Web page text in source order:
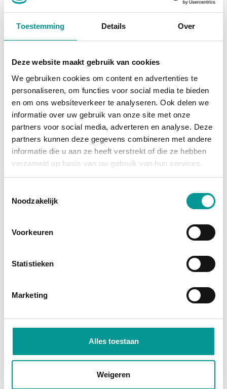
Toestemming Details Over
Deze website maakt gebruik van cookies
We gebruiken cookies om content en advertenties te
personaliseren, om functies voor social media te bieden
en om ons websiteverkeer te analyseren. Ook delen we
informatie over uw gebruik van onze site met onze
partners voor social media, adverteren en analyse. Deze
partners kunnen deze gegevens combineren met andere
informatie die u aan ze heeft verstrekt of die ze hebben
verzameld op basis van uw gebruik van hun services.
Noodzakelijk
Voorkeuren
Statistieken
Marketing
Alles toestaan
Weigeren
Handgeschakeld - 90272km - 2022
€227.39/maand
72 maanden
Deze auto bekijken
Diesel
Volkswagen Caddy Cargo Bestelbus 2.0 TDI 100 pk Omvormer/ Sortimo/ Cruise/ Airco/ DAB
72 maanden
Deze auto bekijken